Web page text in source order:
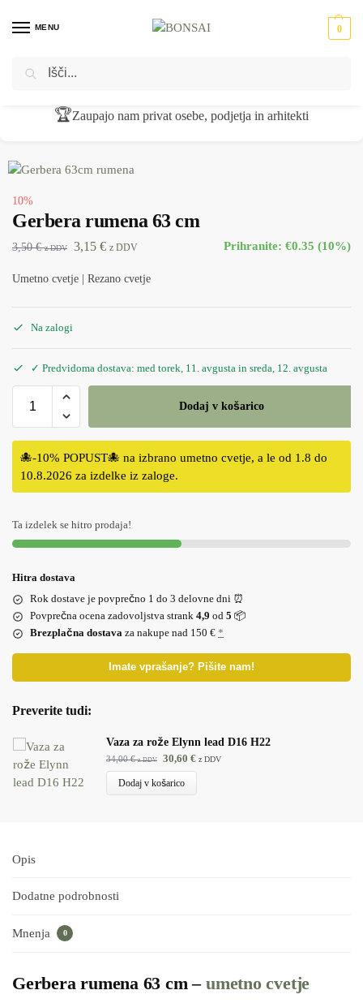
MENU 0
Domov Umetno cvetje
🏆Zaupajo nam privat osebe, podjetja in arhitekti
10%
Gerbera rumena 63 cm
3,50€ z DDV 3,15 € z DDV Prihranite: €0.35 (10%)
Umetno cvetje | Rezano cvetje
Na zalogi
✓ Predvidoma dostava: med torek, 11. avgusta in sreda, 12. avgusta
Dodaj v košarico
🐙-10% POPUST🐙 na izbrano umetno cvetje, a le od 1.8 do
10.8.2026 za izdelke iz zaloge.
Ta izdelek se hitro prodaja!
Hitra dostava
Rok dostave je povprečno 1 do 3 delovne dni ⏰
Povprečna ocena zadovoljstva strank 4,9 od 5 📦
Brezplačna dostava za nakupe nad 150 € *
Imate vprašanje? Pišite nam!
Preverite tudi:
Vaza za rože Elynn lead D16 H22
34,00€ z DDV 30,60 € z DDV
Dodaj v košarico
Opis
Dodatne podrobnosti
Mnenja 0
Gerbera rumena 63 cm – umetno cvetje